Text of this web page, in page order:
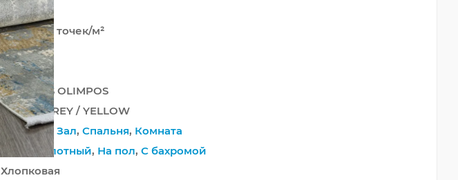
Средний
2 000 000 точек/м²
8 мм
3200 г/м²
EMPEROS OLIMPOS
C105AB GREY / YELLOW
Гостиная, Зал, Спальня, Комната
Высокоплотный, На пол, С бахромой
Хлопковая